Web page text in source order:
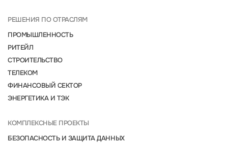
РЕШЕНИЯ ПО ОТРАСЛЯМ
ПРОМЫШЛЕННОСТЬ
РИТЕЙЛ
СТРОИТЕЛЬСТВО
ТЕЛЕКОМ
ФИНАНСОВЫЙ СЕКТОР
ЭНЕРГЕТИКА И ТЭК
КОМПЛЕКСНЫЕ ПРОЕКТЫ
БЕЗОПАСНОСТЬ И ЗАЩИТА ДАННЫХ